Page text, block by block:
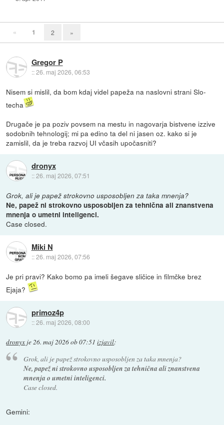
« 1 2 »
Gregor P
::26. maj 2026, 06:53
Nisem si mislil, da bom kdaj videl papeža na naslovni strani Slo-
techa
Drugače je pa poziv povsem na mestu in nagovarja bistvene izzive
sodobnih tehnologij; mi pa edino ta del ni jasen oz. kako si je
zamislil, da je treba razvoj UI včasih upočasniti?
dronyx
::26. maj 2026, 07:51
Grok, ali je papež strokovno usposobljen za taka mnenja?
Ne, papež ni strokovno usposobljen za tehnična ali znanstvena
mnenja o umetni inteligenci.
Case closed.
Miki N
::26. maj 2026, 07:56
Je pri pravi? Kako bomo pa imeli šegave sličice in filmčke brez
Ejaja?
primoz4p
::26. maj 2026, 08:00
dronyx je26. maj 2026 ob 07:51 izjavil:
Grok, ali je papež strokovno usposobljen za taka mnenja?
Ne, papež ni strokovno usposobljen za tehnična ali znanstvena
mnenja o umetni inteligenci.
Case closed.
Gemini: